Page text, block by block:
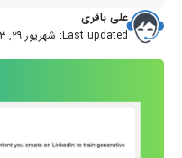
Last updated: شهریور ۲۹, ۱۴۰۳ ۹:۴۱ ق٫ظ
علی باقری